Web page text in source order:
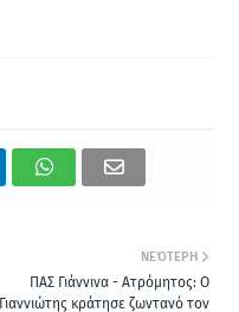
ΝΕΌΤΕΡΗ
ΠΑΣ Γιάννινα - Ατρόμητος: O
Γιαννιώτης κράτησε ζωντανό τον